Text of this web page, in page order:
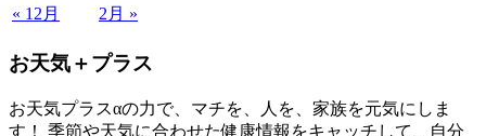
« 12月 2月 »
お天気＋プラス
お天気プラスαの力で、マチを、人を、家族を元気にしま
す！ 季節や天気に合わせた健康情報をキャッチして、自分